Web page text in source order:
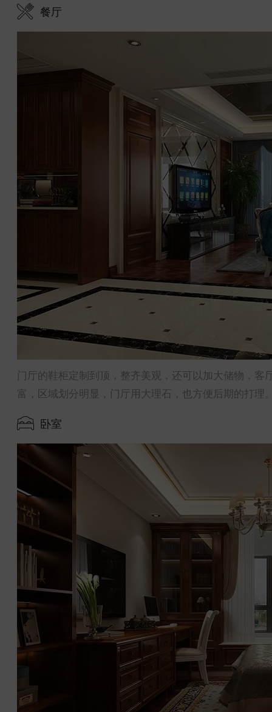
餐厅
门厅的鞋柜定制到顶，整齐美观，还可以加大储物，
富，区域划分明显，门厅用大理石，也方便后期的打理
卧室